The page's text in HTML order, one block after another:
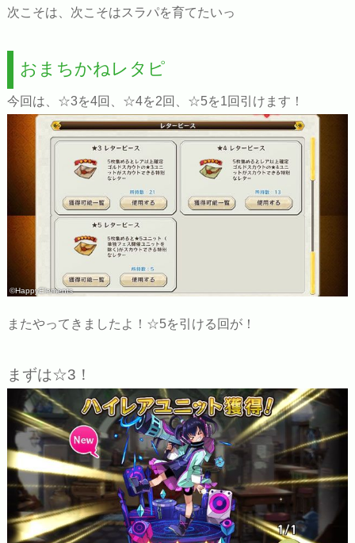
次こそは、次こそはスラパを育てたいっ
おまちかねレタピ
今回は、☆3を4回、☆4を2回、☆5を1回引けます！
©HappyElements
またやってきましたよ！☆5を引ける回が！
まずは☆3！